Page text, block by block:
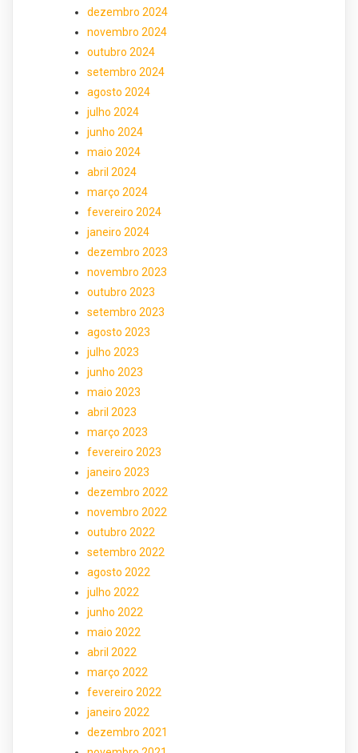
dezembro 2024
novembro 2024
outubro 2024
setembro 2024
agosto 2024
julho 2024
junho 2024
maio 2024
abril 2024
março 2024
fevereiro 2024
janeiro 2024
dezembro 2023
novembro 2023
outubro 2023
setembro 2023
agosto 2023
julho 2023
junho 2023
maio 2023
abril 2023
março 2023
fevereiro 2023
janeiro 2023
dezembro 2022
novembro 2022
outubro 2022
setembro 2022
agosto 2022
julho 2022
junho 2022
maio 2022
abril 2022
março 2022
fevereiro 2022
janeiro 2022
dezembro 2021